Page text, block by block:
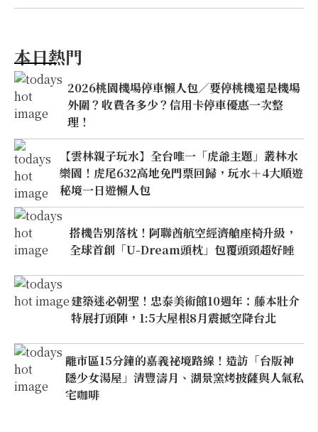
本日熱門
2026桃園機場停車懶人包／要停桃機還是機場
外圍？收費各多少？信用卡停車優惠一次整
理！
【雲林親子玩水】全台唯一「虎爺主題」叢林水
樂園！虎尾632高地免門票回歸，玩水＋4大順遊
秘境一日遊懶人包
搭機告別落枕！阿聯酋航空經濟艙座椅升級，
全球首創「U-Dream頭枕」包覆頭頸超好睡
建築迷必朝聖！忠泰美術館10週年：藤本壯介
特展打頭陣，1:5大屋根8月震撼空降台北
離市區15分鐘的嘉義祕境路線！造訪「台版神
隱少女湯屋」清豐濤月、湖景窯烤披薩與人氣私
宅咖啡